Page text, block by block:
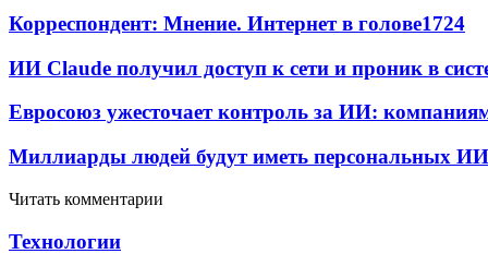
Корреспондент: Мнение. Интернет в голове1724
ИИ Claude получил доступ к сети и проник в
Евросоюз ужесточает контроль за ИИ:
Миллиарды людей будут иметь персональных
Читать комментарии
Технологии